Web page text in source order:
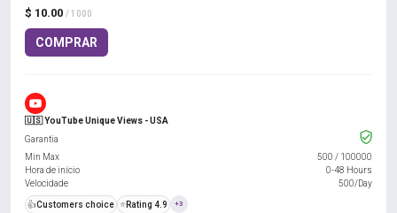
$ 10.00 / 1000
COMPRAR
🇺🇸 YouTube Unique Views - USA
Garantia
Min Max
500 / 100000
Hora de início
0-48 Hours
Velocidade
500/Day
👍Customers choice ⭐ Rating 4.9 +3